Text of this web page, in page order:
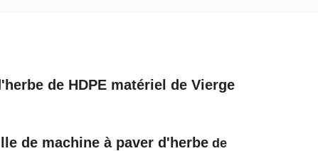
de HDPE matériel de Vierge
de machine à paver d'herbe de